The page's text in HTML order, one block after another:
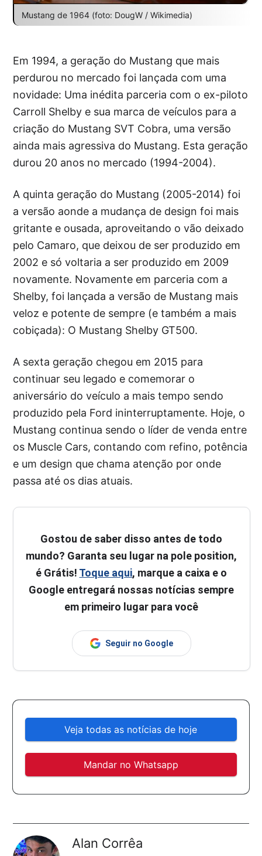
Mustang de 1964 (foto: DougW / Wikimedia)
Em 1994, a geração do Mustang que mais
perdurou no mercado foi lançada com uma
novidade: Uma inédita parceria com o ex-piloto
Carroll Shelby e sua marca de veículos para a
criação do Mustang SVT Cobra, uma versão
ainda mais agressiva do Mustang. Esta geração
durou 20 anos no mercado (1994-2004).
A quinta geração do Mustang (2005-2014) foi
a versão aonde a mudança de design foi mais
gritante e ousada, aproveitando o vão deixado
pelo Camaro, que deixou de ser produzido em
2002 e só voltaria a ser produzido em 2009
novamente. Novamente em parceria com a
Shelby, foi lançada a versão de Mustang mais
veloz e potente de sempre (e também a mais
cobiçada): O Mustang Shelby GT500.
A sexta geração chegou em 2015 para
continuar seu legado e comemorar o
aniversário do veículo a mais tempo sendo
produzido pela Ford ininterruptamente. Hoje, o
Mustang continua sendo o líder de venda entre
os Muscle Cars, contando com refino, potência
e um design que chama atenção por onde
passa até os dias atuais.
Gostou de saber disso antes de todo
mundo? Garanta seu lugar na pole position,
é Grátis! Toque aqui, marque a caixa e o
Google entregará nossas notícias sempre
em primeiro lugar para você
Seguir no Google
Veja todas as notícias de hoje
Mandar no Whatsapp
Alan Corrêa